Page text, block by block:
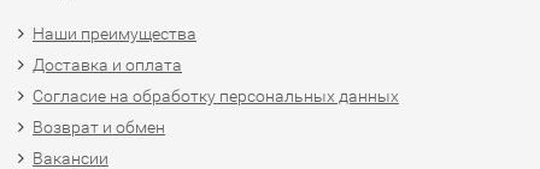
Наши преимущества
Доставка и оплата
Согласие на обработку персональных данных
Возврат и обмен
Вакансии